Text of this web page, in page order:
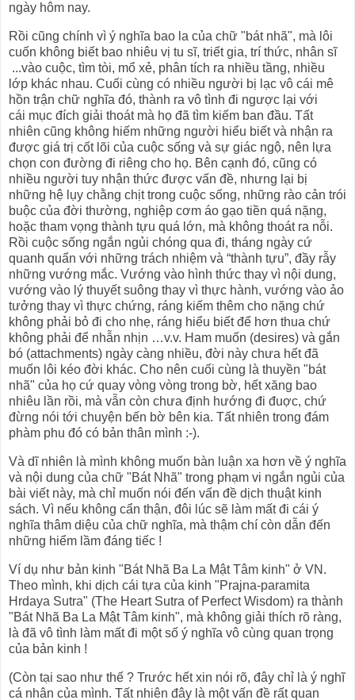
ngày hôm nay.
Rồi cũng chính vì ý nghĩa bao la của chữ "bát nhã", mà lôi
cuốn không biết bao nhiêu vị tu sĩ, triết gia, trí thức, nhân sĩ
...vào cuộc, tìm tòi, mổ xẻ, phân tích ra nhiều tầng, nhiều
lớp khác nhau. Cuối cùng có nhiều người bị lạc vô cái mê
hồn trận chữ nghĩa đó, thành ra vô tình đi ngược lại với
cái mục đích giải thoát mà họ đã tìm kiếm ban đầu. Tất
nhiên cũng không hiếm những người hiểu biết và nhận ra
được giá trị cốt lõi của cuộc sống và sự giác ngộ, nên lựa
chọn con đường đi riêng cho họ. Bên cạnh đó, cũng có
nhiều người tuy nhận thức được vấn đề, nhưng lại bị
những hệ lụy chằng chịt trong cuộc sống, những rào cản trói
buộc của đời thường, nghiệp cơm áo gạo tiền quá nặng,
hoặc tham vọng thành tựu quá lớn, mà không thoát ra nỗi.
Rồi cuộc sống ngắn ngủi chóng qua đi, tháng ngày cứ
quanh quẩn với những trách nhiệm và “thành tựu”, đầy rẫy
những vướng mắc. Vướng vào hình thức thay vì nội dung,
vướng vào lý thuyết suông thay vì thực hành, vướng vào ảo
tưởng thay vì thực chứng, ráng kiếm thêm cho nặng chứ
không phải bỏ đi cho nhẹ, ráng hiểu biết để hơn thua chứ
không phải để nhẫn nhịn …v.v. Ham muốn (desires) và gắn
bó (attachments) ngày càng nhiều, đời này chưa hết đã
muốn lôi kéo đời khác. Cho nên cuối cùng là thuyền "bát
nhã" của họ cứ quay vòng vòng trong bờ, hết xăng bao
nhiêu lần rồi, mà vẫn còn chưa định hướng đi đuợc, chứ
đừng nói tới chuyện bến bờ bên kia. Tất nhiên trong đám
phàm phu đó có bản thân mình :-).
Và dĩ nhiên là mình không muốn bàn luận xa hơn về ý nghĩa
và nội dung của chữ "Bát Nhã" trong phạm vi ngắn ngủi của
bài viết này, mà chỉ muốn nói đến vấn đề dịch thuật kinh
sách. Vì nếu không cẩn thận, đôi lúc sẽ làm mất đi cái ý
nghĩa thâm diệu của chữ nghĩa, mà thậm chí còn dẫn đến
những hiểm lầm đáng tiếc !
Ví dụ như bản kinh "Bát Nhã Ba La Mật Tâm kinh" ở VN.
Theo mình, khi dịch cái tựa của kinh "Prajna-paramita
Hrdaya Sutra" (The Heart Sutra of Perfect Wisdom) ra thành
"Bát Nhã Ba La Mật Tâm kinh", mà không giải thích rõ ràng,
là đã vô tình làm mất đi một số ý nghĩa vô cùng quan trọng
của bản kinh !
(Còn tại sao như thế ? Trước hết xin nói rõ, đây chỉ là ý nghĩ
cá nhân của mình. Tất nhiên đây là một vấn đề rất quan